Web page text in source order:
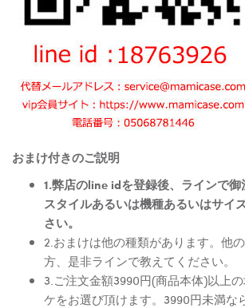
おまけ付きのご説明
1.弊店のline idを登録後、ラインで
スタイルあるいは機種あるいはサイ
さい。
2.おまけは他の種類があります。他
方、是非ラインで教えてください。
3.ご注文金額3990円(商品本体)以上
ケをお選び頂けます。3990円未満な